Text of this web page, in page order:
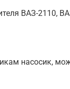
ВАЗ-2110,
насосик,